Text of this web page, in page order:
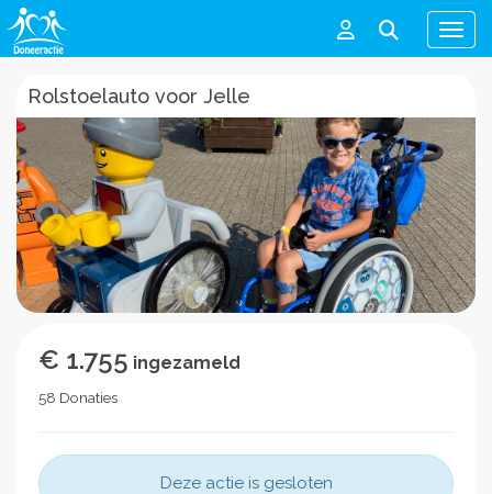
Menu
Rolstoelauto voor Jelle
€ 1.755 ingezameld
58 Donaties
Deze actie is gesloten